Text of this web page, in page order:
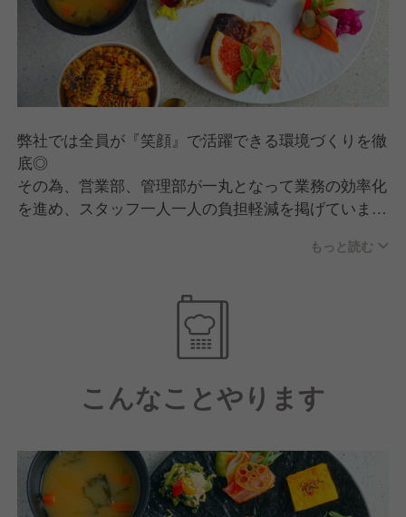
弊社では全員が『笑顔』で活躍できる環境づくりを徹
底◎
その為、営業部、管理部が一丸となって業務の効率化
を進め、スタッフ一人一人の負担軽減を掲げていま
って昇進昇格を目指すことができます。
またGYROグループでは230店舗90業態を運営管理し
ており、福利厚生や労務環境を充実させ、経験問わず
様々な方が安心して活躍できる環境作りを進めていま
もっと読む
こんなことやります